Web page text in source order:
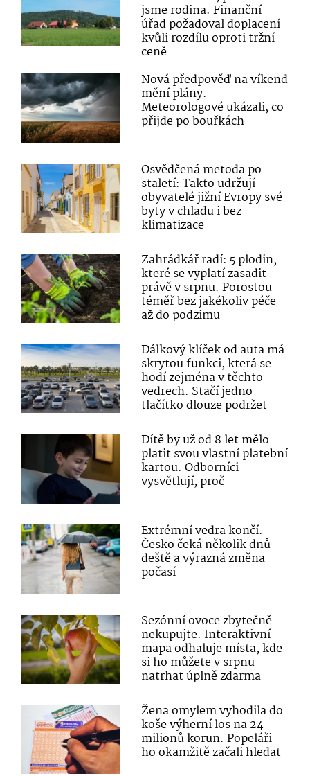
jsme rodina. Finanční
úřad požadoval doplacení
kvůli rozdílu oproti tržní
ceně
Nová předpověď na víkend
mění plány.
Meteorologové ukázali, co
přijde po bouřkách
Osvědčená metoda po
staletí: Takto udržují
obyvatelé jižní Evropy své
byty v chladu i bez
klimatizace
Zahrádkář radí: 5 plodin,
které se vyplatí zasadit
právě v srpnu. Porostou
téměř bez jakékoliv péče
až do podzimu
Dálkový klíček od auta má
skrytou funkci, která se
hodí zejména v těchto
vedrech. Stačí jedno
tlačítko dlouze podržet
Dítě by už od 8 let mělo
platit svou vlastní platební
kartou. Odborníci
vysvětlují, proč
Extrémní vedra končí.
Česko čeká několik dnů
deště a výrazná změna
počasí
Sezónní ovoce zbytečně
nekupujte. Interaktivní
mapa odhaluje místa, kde
si ho můžete v srpnu
natrhat úplně zdarma
Žena omylem vyhodila do
koše výherní los na 24
milionů korun. Popeláři
ho okamžitě začali hledat